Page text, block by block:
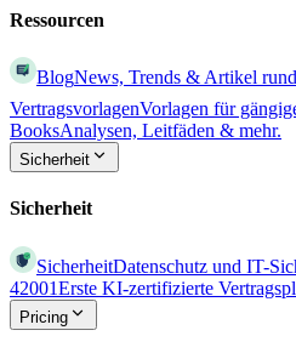
Ressourcen
BlogNews, Trends & Artikel
VertragsvorlagenVorlagen für
BooksAnalysen, Leitfäden & mehr.
Sicherheit
Sicherheit
SicherheitDatenschutz und IT-
42001Erste KI-zertifizierte
Pricing